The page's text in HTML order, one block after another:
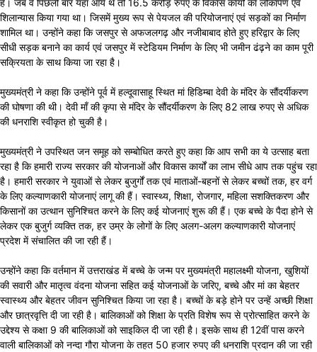
है। जब वे पिछली बार यहां आये थे तो 16.5 करोड़ रुपए के विकास कार्यों का लोकार्पण एवं
शिलान्यास किया गया था। जिसमें मुख्य रूप से पेयजल की परियोजनाएं एवं सड़कों का निर्माण
शामिल था। उन्होंने कहा कि जसपुर से अफजलगढ़ और नजीबाबाद होते हुए हरिद्वार के लिए
सीधी सड़क बनाने का कार्य एवं जसपुर में स्टेडियम निर्माण के लिए भी जमीन ढंढ़ने का काम पूरी
सक्रियता के साथ किया जा रहा है।
मुख्यमंत्री ने कहा कि उन्होंने पूर्व में हल्दूवासाहू स्थित मां हिडिम्बा देवी के मंदिर के सौंदर्यीकरण
की घोषणा की थी। देवी माँ की कृपा से मंदिर के सौंदर्यीकरण के लिए 82 लाख रुपए से अधिक
की धनराशि स्वीकृत हो चुकी है।
मुख्यमंत्री ने उपस्थित जन समूह को सम्बोधित करते हुए कहा कि आप सभी का ये उत्साह बता
रहा है कि हमारी राज्य सरकार की योजनाओं और विकास कार्यों का लाभ सीधे आप तक पहुंच रहा
है। हमारी सरकार ने युवाओं से लेकर बुजुर्गों तक एवं माताओं-बहनों से लेकर बच्चों तक, हर वर्ग
के लिए कल्याणकारी योजनाएं लागू की हैं। स्वास्थ्य, शिक्षा, रोजगार, महिला सशक्तिकरण और
किसानों का उत्थान सुनिश्चित करने के लिए कई योजनाएं शुरू की हैं। एक बच्चे के पैदा होने से
लेकर एक बुजुर्ग व्यक्ति तक, हर उम्र के लोगों के लिए अलग-अलग कल्याणकारी योजनाएं
प्रदेश में संचालित की जा रही हैं।
उन्होंने कहा कि वर्तमान में उत्तराखंड में बच्चे के जन्म पर मुख्यमंत्री महालक्ष्मी योजना, खुशियों
की सवारी और मातृत्व वंदना योजना सहित कई योजनाओं के जरिए, बच्चे और मां का बेहतर
स्वास्थ्य और बेहतर जीवन सुनिश्चित किया जा रहा है। बच्चों के बड़े होने पर उन्हें अच्छी शिक्षा
और छात्रवृत्ति दी जा रही है। बालिकाओं को शिक्षा के प्रति विशेष रूप से प्रोत्साहित करने के
उद्देश्य से कक्षा 9 की बालिकाओं को साइकिल दी जा रही है। इसके साथ ही 12वीं पास करने
वाली बालिकाओं को नन्दा गौरा योजना के तहत 50 हजार रुपए की धनराशि प्रदान की जा रही